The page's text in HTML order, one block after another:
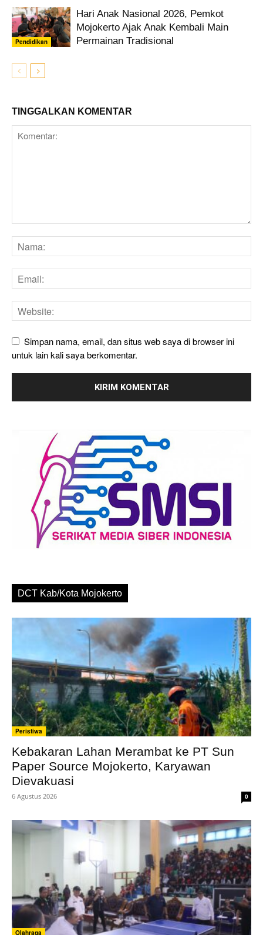
Pendidikan
Hari Anak Nasional 2026, Pemkot
Mojokerto Ajak Anak Kembali Main
Permainan Tradisional
TINGGALKAN KOMENTAR
Simpan nama, email, dan situs web saya di browser ini
untuk lain kali saya berkomentar.
DCT Kab/Kota Mojokerto
Peristiwa
Kebakaran Lahan Merambat ke PT Sun
Paper Source Mojokerto, Karyawan
Dievakuasi
6 Agustus 2026 0
Olahraga